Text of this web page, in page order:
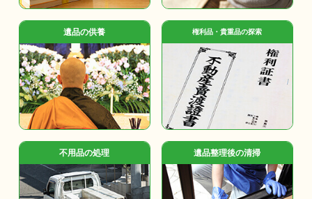
遺品の供養 権利品・貴重品の探索
不用品の処理 遺品整理後の清掃